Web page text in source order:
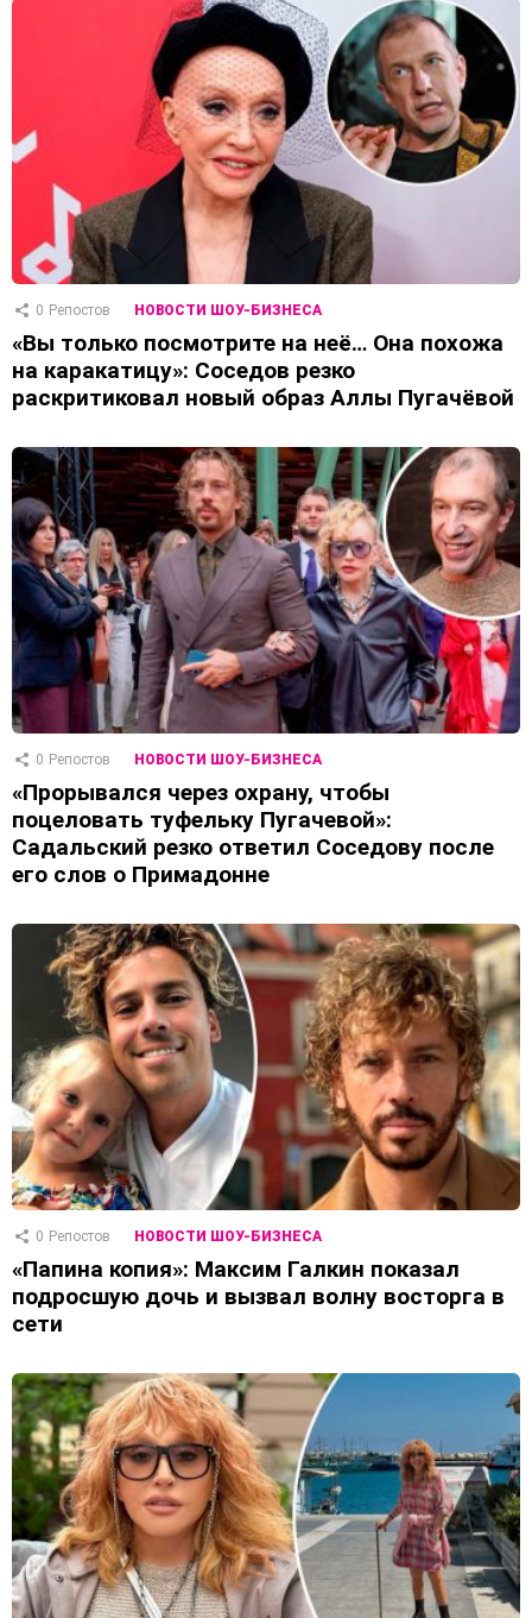
0 Репостов НОВОСТИ ШОУ-БИЗНЕСА
«Вы только посмотрите на неё… Она похожа
на каракатицу»: Соседов резко
раскритиковал новый образ Аллы Пугачёвой
0 Репостов НОВОСТИ ШОУ-БИЗНЕСА
«Прорывался через охрану, чтобы
поцеловать туфельку Пугачевой»:
Садальский резко ответил Соседову после
его слов о Примадонне
0 Репостов НОВОСТИ ШОУ-БИЗНЕСА
«Папина копия»: Максим Галкин показал
подросшую дочь и вызвал волну восторга в
сети